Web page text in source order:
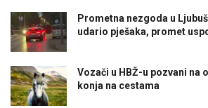
Prometna nezgoda u
udario pješaka, promet
Vozači u HBŽ-u pozvani na
konja na cestama